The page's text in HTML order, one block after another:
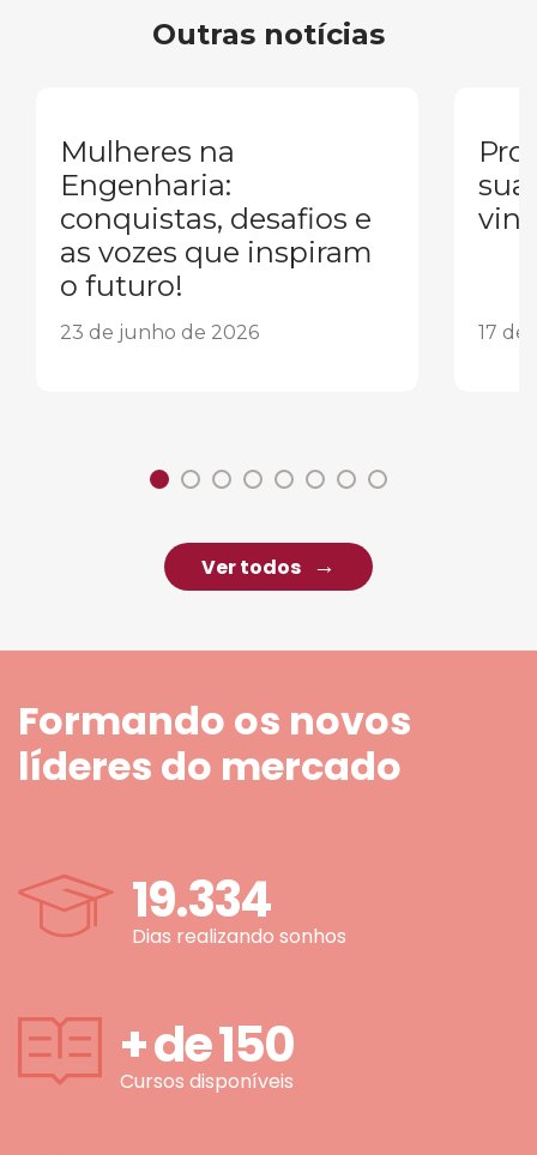
Outras notícias
Mulheres na
Engenharia:
conquistas, desafios e
as vozes que inspiram
o futuro!
23 de junho de 2026
sua
17 de
Ver todos
Formando os novos
líderes do mercado
19.334
Dias realizando sonhos
+ de150
Cursos disponíveis